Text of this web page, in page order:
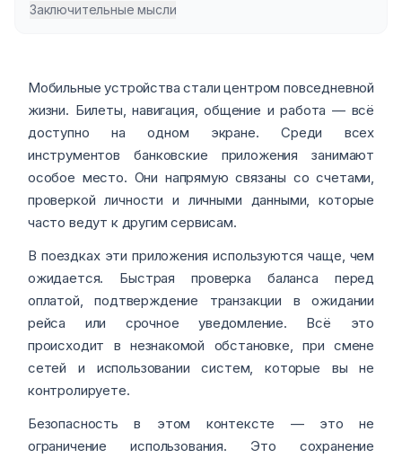
Заключительные мысли
Мобильные устройства стали центром повседневной
жизни. Билеты, навигация, общение и работа — всё
доступно на одном экране. Среди всех
инструментов банковские приложения занимают
особое место. Они напрямую связаны со счетами,
проверкой личности и личными данными, которые
часто ведут к другим сервисам.
В поездках эти приложения используются чаще, чем
ожидается. Быстрая проверка баланса перед
оплатой, подтверждение транзакции в ожидании
рейса или срочное уведомление. Всё это
происходит в незнакомой обстановке, при смене
сетей и использовании систем, которые вы не
контролируете.
Безопасность в этом контексте — это не
ограничение использования. Это сохранение